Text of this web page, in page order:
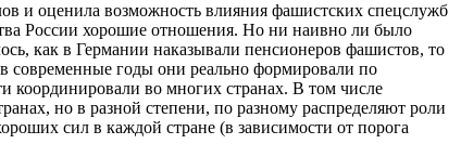
и оценила возможность влияния фашистских спецслужб
России хорошие отношения. Но ни наивно ли было
как в Германии наказывали пенсионеров фашистов, то
современные годы они реально формировали по
координировали во многих странах. В том числе
но в разной степени, по разному распределяют роли
сил в каждой стране (в зависимости от порога